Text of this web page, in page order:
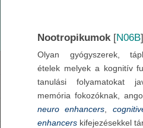
Nootropikumok[N06B]
Olyan gyógyszerek,
ételek melyek a kognitív
tanulási folyamatokat
memória fokozóknak,
neuro enhancers
enhancers kifejezésekkel